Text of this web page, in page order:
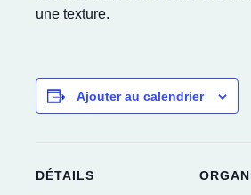
une texture.
Ajouter au calendrier
DÉTAILS